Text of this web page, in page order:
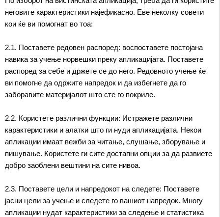
неговите карактеристики најефикасно. Еве неколку совети
кои ќе ви помогнат во тоа:
2.1. Поставете редовен распоред: воспоставете постојана
навика за учење норвешки преку апликацијата. Поставете
распоред за себе и држете се до него. Редовното учење ќе
ви помогне да одржите напредок и да избегнете да го
заборавите материјалот што сте го покриле.
2.2. Користете различни функции: Истражете различни
карактеристики и алатки што ги нуди апликацијата. Некои
апликации имаат вежби за читање, слушање, зборување и
пишување. Користете ги сите достапни опции за да развиете
добро заоблени вештини на сите нивоа.
2.3. Поставете цели и напредокот на следете: Поставете
јасни цели за учење и следете го вашиот напредок. Многу
апликации нудат карактеристики за следење и статистика